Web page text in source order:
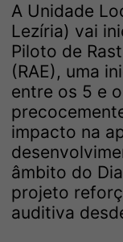
A Unidade
Lezíria) vai
Piloto de
(RAE), uma
entre os 5 e
impacto na
âmbito do
projeto
auditiva